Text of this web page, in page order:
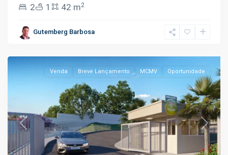
2
1 42 m2
Gutemberg Barbosa
Azul,
Previous Next
Venda Breve Lançamento MCMV Oportunidade